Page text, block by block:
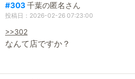
#303 千葉の匿名さん
投稿日：2026-02-26 07:23:00
>>302
なんて店ですか？